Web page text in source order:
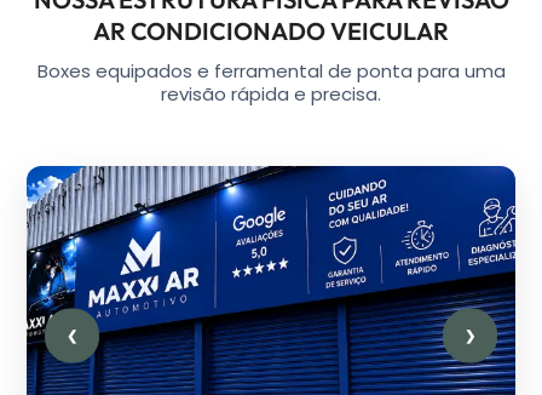
AR CONDICIONADO VEICULAR
Boxes equipados e ferramental de ponta para uma
revisão rápida e precisa.
❮ ❯